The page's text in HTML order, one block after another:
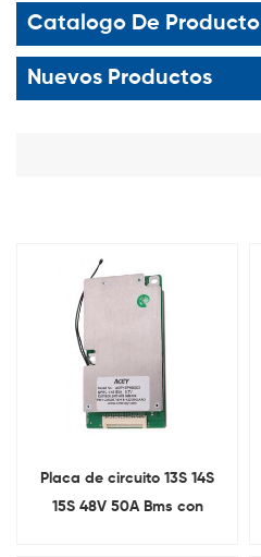
Catalogo De Producto
Nuevos Productos
Placa de circuito 13S 14S
15S 48V 50A Bms con